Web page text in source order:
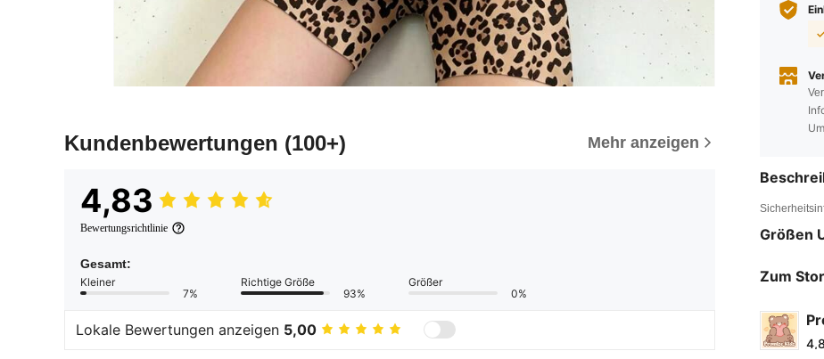
Kundenbewertungen (100+) Mehr anzeigen
4,83
Bewertungsrichtlinie
Gesamt:
Kleiner
7%
Richtige Größe
93%
Größer
0%
Lokale Bewertungen anzeigen 5,00
Größen
Zum